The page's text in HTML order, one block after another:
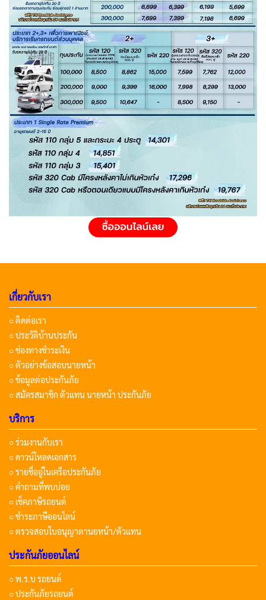
เกี่ยวกับเรา
○ ติดต่อเรา
○ ประวัติบ้านประกัน
○ ช่องทางชำระเงิน
○ ตัวอย่างข้อสอบนายหน้า
○ ข้อมูลต่อประกันภัย
○ สมัครสมาชิก ตัวแทน นายหน้า ประกันภัย
บริการ
○ ร่วมงานกับเรา
○ ดาวน์โหลดเอกสาร
○ รายชื่ออู่ในเครือประกันภัย
○ คำถามที่พบบ่อย
○ เช็คภาษีรถยนต์
○ ชำระภาษีออนไลน์
○ ตรวจสอบใบอนุญาตานยหน้า/ตัวแทน
ประกันภัยออนไลน์
○ พ.ร.บ รถยนต์
○ ประกันภัยรถยนต์